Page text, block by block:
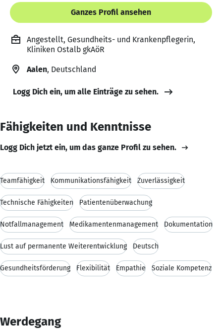
Ganzes Profil ansehen
Angestellt, Gesundheits- und Krankenpflegerin,
Kliniken Ostalb gkAöR
Aalen, Deutschland
Logg Dich ein, um alle Einträge zu sehen.
Fähigkeiten und Kenntnisse
Logg Dich jetzt ein, um das ganze Profil zu sehen.
Teamfähigkeit Kommunikationsfähigkeit Zuverlässigkeit
Technische Fähigkeiten Patientenüberwachung
Notfallmanagement Medikamentenmanagement Dokumentation
Lust auf permanente Weiterentwicklung Deutsch
Gesundheitsförderung Flexibilität Empathie Soziale Kompetenz
Werdegang